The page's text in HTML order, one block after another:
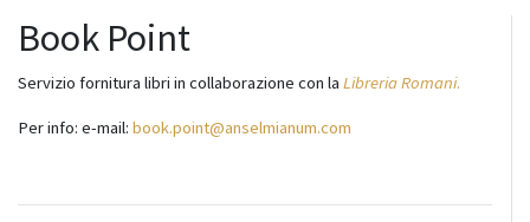
Book Point
Servizio fornitura libri in collaborazione con la Libreria Romani.
Per info: e-mail: book.point@anselmianum.com